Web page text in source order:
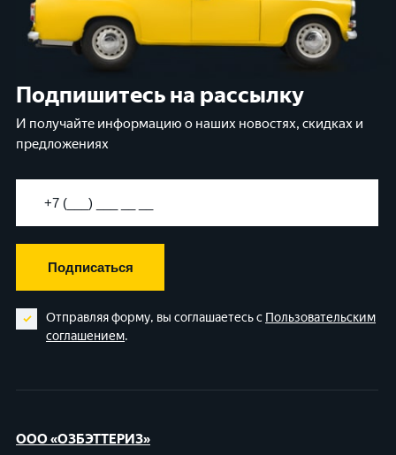
Подпишитесь на рассылку
И получайте информацию о наших новостях, скидках и
предложениях
Подписаться
Отправляя форму, вы соглашаетесь с Пользовательским
соглашением.
ООО «ОЗБЭТТЕРИЗ»